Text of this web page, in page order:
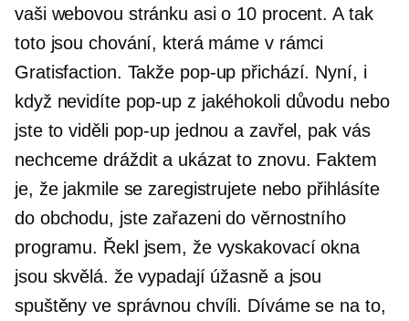
vaši webovou stránku asi o 10 procent. A tak
toto jsou chování, která máme v rámci
Gratisfaction. Takže pop-up přichází. Nyní, i
když nevidíte pop-up z jakéhokoli důvodu nebo
jste to viděli pop-upjednou a zavřel, pak vás
nechceme dráždit a ukázat to znovu. Faktem
je, že jakmile se zaregistrujete nebo přihlásíte
do obchodu, jste zařazeni do věrnostního
programu. Řekl jsem, že vyskakovací okna
jsou skvělá. že vypadají úžasně a jsou
spuštěny ve správnou chvíli. Díváme se na to,